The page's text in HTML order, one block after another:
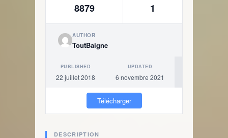
8879 1
AUTHOR
ToutBaigne
PUBLISHED
22 juillet 2018
UPDATED
6 novembre 2021
Télécharger
DESCRIPTION